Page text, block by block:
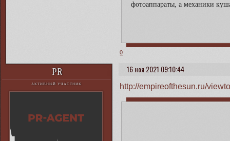
фотоаппараты, а механики
0
16 ноя 2021 09:10:44
PR
АКТИВНЫЙ УЧАСТНИК http://empireofthesun.ru/